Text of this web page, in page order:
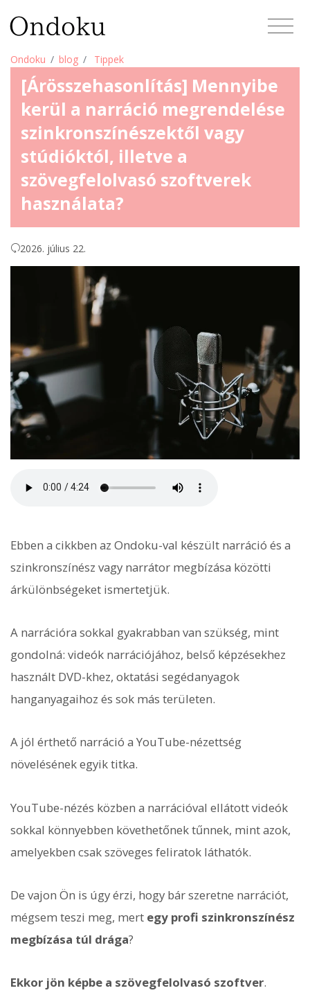
Ondoku blog Tippek
[Árösszehasonlítás] Mennyibe
kerül a narráció megrendelése
szinkronszínészektől vagy
stúdióktól, illetve a
szövegfelolvasó szoftverek
használata?
2026. július 22.
Ebben a cikkben az Ondoku-val készült narráció és a
szinkronszínész vagy narrátor megbízása közötti
árkülönbségeket ismertetjük.
A narrációra sokkal gyakrabban van szükség, mint
gondolná: videók narrációjához, belső képzésekhez
használt DVD-khez, oktatási segédanyagok
hanganyagaihoz és sok más területen.
A jól érthető narráció a YouTube-nézettség
növelésének egyik titka.
YouTube-nézés közben a narrációval ellátott videók
sokkal könnyebben követhetőnek tűnnek, mint azok,
amelyekben csak szöveges feliratok láthatók.
De vajon Ön is úgy érzi, hogy bár szeretne narrációt,
mégsem teszi meg, mert egy profi szinkronszínész
megbízása túl drága?
Ekkor jön képbe a szövegfelolvasó szoftver.